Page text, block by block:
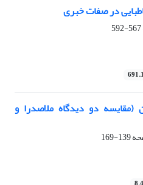
در صفات خبری
567-592
دو دیدگاه ملاصدرا و
139-169